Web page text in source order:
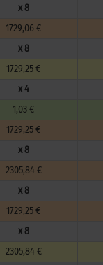
x 8
1729,06 €
x 8
1729,25 €
x 4
1,03 €
1729,25 €
x 8
2305,84 €
x 8
1729,25 €
x 8
2305,84 €